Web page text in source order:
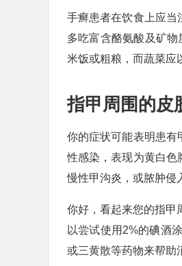
手癣患者在饮食上应当
多吃富含酪氨酸及矿
米饭或粗粮，而蔬菜应
指甲周围的皮
你的症状可能表明患有
性感染，表现为黄白色
慢性甲沟炎，或脓肿侵
你好，看起来您的指甲
以尝试使用2%的碘酒
或三黄散等药物来帮助